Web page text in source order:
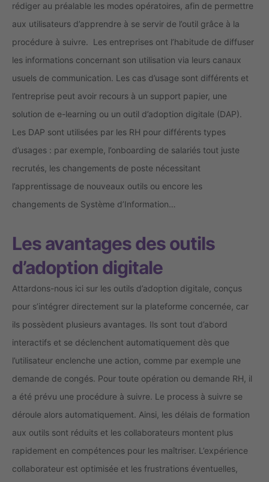
rédiger au préalable les modes opératoires, afin de permettre
aux utilisateurs d’apprendre à se servir de l’outil grâce à la
procédure à suivre. Les entreprises ont l’habitude de diffuser
les informations concernant son utilisation via leurs canaux
usuels de communication. Les cas d’usage sont différents et
l’entreprise peut avoir recours à un support papier, une
solution de e-learning ou un outil d’adoption digitale (DAP).
Les DAP sont utilisées par les RH pour différents types
d’usages : par exemple, l’onboarding de salariés tout juste
recrutés, les changements de poste nécessitant
l’apprentissage de nouveaux outils ou encore les
changements de Système d’Information…
Les avantages des outils
d’adoption digitale
Attardons-nous ici sur les outils d’adoption digitale, conçus
pour s’intégrer directement sur la plateforme concernée, car
ils possèdent plusieurs avantages. Ils sont tout d’abord
interactifs et se déclenchent automatiquement dès que
l’utilisateur enclenche une action, comme par exemple une
demande de congés. Pour toute opération ou demande RH, il
a été prévu une procédure à suivre. Le process à suivre se
déroule alors automatiquement. Ainsi, les délais de formation
aux outils sont réduits et les collaborateurs montent plus
rapidement en compétences pour les maîtriser. L’expérience
collaborateur est optimisée et les frustrations éventuelles,